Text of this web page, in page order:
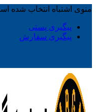
منوی اشتباه انتخاب شده
پیگیری پستی
پیگیری سفارش